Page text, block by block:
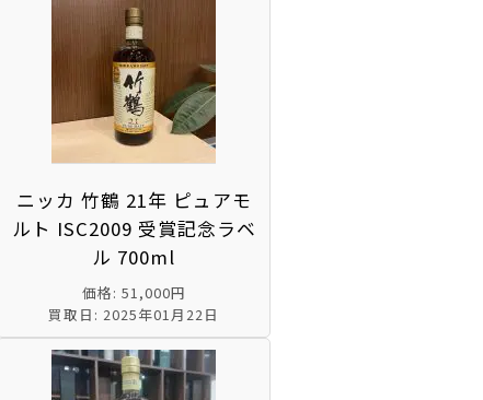
ニッカ 竹鶴 21年 ピュアモ
ルト ISC2009 受賞記念ラベ
ル 700ml
価格: 51,000円
買取日: 2025年01月22日